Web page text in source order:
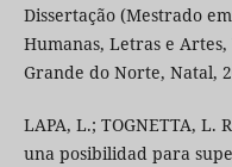
Dissertação (Mestrado
Humanas, Letras e
Grande do Norte, Natal,
LAPA, L.; TOGNETTA, L.
una posibilidad para